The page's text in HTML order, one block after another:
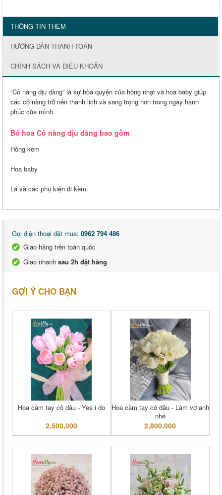
THÔNG TIN THÊM
HƯỚNG DẪN THANH TOÁN
CHÍNH SÁCH VÀ ĐIỀU KHOẢN
“Cô nàng dịu dàng” là sự hòa quyện của hồng nhạt và hoa baby giúp
các cô nàng trở nên thanh lịch và sang trọng hơn trong ngày hạnh
phúc của mình.
Bó hoa Cô nàng dịu dàng bao gồm
Hồng kem
Hoa baby
Lá và các phụ kiện đi kèm.
Gọi điện thoại đặt mua: 0962 794 486
Giao hàng trên toàn quốc
Giao nhanh sau 2h đặt hàng
GỢI Ý CHO BẠN
Hoa cầm tay cô dâu - Yes i do
2,500,000
Hoa cầm tay cô dâu - Làm vợ anh
nhé
2,800,000